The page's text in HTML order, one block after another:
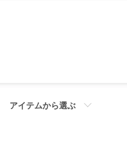
アイテムから選ぶ